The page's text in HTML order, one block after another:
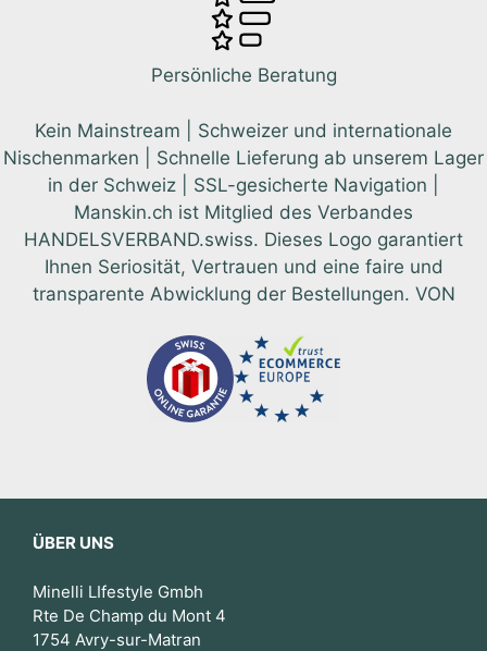
Persönliche Beratung
Kein Mainstream | Schweizer und internationale
Nischenmarken | Schnelle Lieferung ab unserem Lager
in der Schweiz | SSL-gesicherte Navigation |
Manskin.ch ist Mitglied des Verbandes
HANDELSVERBAND.swiss. Dieses Logo garantiert
Ihnen Seriosität, Vertrauen und eine faire und
transparente Abwicklung der Bestellungen. VON
ÜBER UNS
Minelli LIfestyle Gmbh
Rte De Champ du Mont 4
1754 Avry-sur-Matran